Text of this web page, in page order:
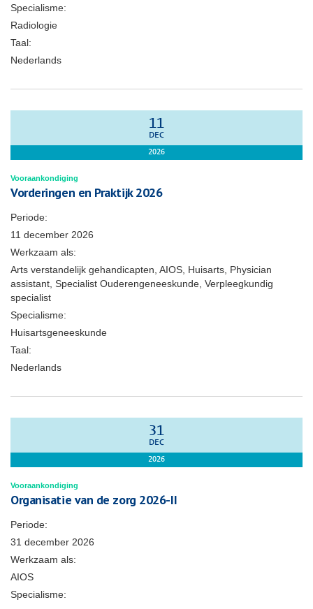
Specialisme:
Radiologie
Taal:
Nederlands
11
DEC
2026
Vooraankondiging
Vorderingen en Praktijk 2026
Periode:
11 december 2026
Werkzaam als:
Arts verstandelijk gehandicapten, AIOS, Huisarts, Physician
assistant, Specialist Ouderengeneeskunde, Verpleegkundig
specialist
Specialisme:
Huisartsgeneeskunde
Taal:
Nederlands
31
DEC
2026
Vooraankondiging
Organisatie van de zorg 2026-II
Periode:
31 december 2026
Werkzaam als:
AIOS
Specialisme: